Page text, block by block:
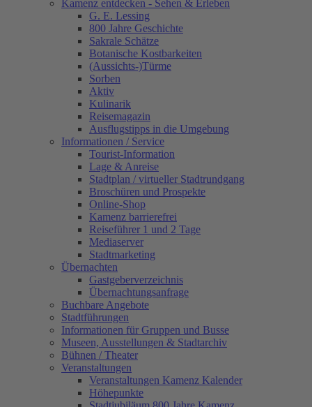
Kamenz entdecken - Sehen & Erleben
G. E. Lessing
800 Jahre Geschichte
Sakrale Schätze
Botanische Kostbarkeiten
(Aussichts-)Türme
Sorben
Aktiv
Kulinarik
Reisemagazin
Ausflugstipps in die Umgebung
Informationen / Service
Tourist-Information
Lage & Anreise
Stadtplan / virtueller Stadtrundgang
Broschüren und Prospekte
Online-Shop
Kamenz barrierefrei
Reiseführer 1 und 2 Tage
Mediaserver
Stadtmarketing
Übernachten
Gastgeberverzeichnis
Übernachtungsanfrage
Buchbare Angebote
Stadtführungen
Informationen für Gruppen und Busse
Museen, Ausstellungen & Stadtarchiv
Bühnen / Theater
Veranstaltungen
Veranstaltungen Kamenz Kalender
Höhepunkte